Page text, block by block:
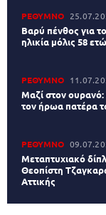
ΡΕΘΥΜΝΟ
Βαρύ πένθος για
ηλικία μόλις 58
ΡΕΘΥΜΝΟ
Μαζί στον
τον ήρωα πατέρα
ΡΕΘΥΜΝΟ
Μεταπτυχιακό
Θεοπίστη
Αττικής